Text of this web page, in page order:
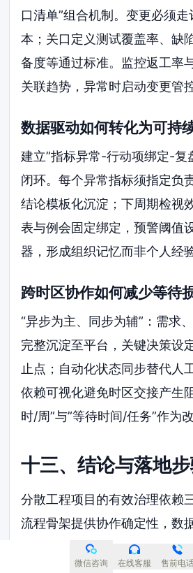
口清单”组合机制。变更必须
本；关口定义测试覆盖率、缺
备度等通过标准。监控返工率
关联趋势，异常时启动变更管
数据驱动如何转化为可持
建立”指标异常-行动项绑定-复
闭环。每个异常指标须指定负
结论模板化沉淀；下周期检视
表与例会固定绑定，预警阈值
器，形成组织记忆而非个人经验
跨时区协作如何减少等待
“异步为主、同步为辅”：需求
完整沉淀至平台，关键决策设
止点；自动化状态同步替代人
依赖可视化避免时区交接产生
时/周”与”等待时间/任务”作为
十三、结论与落地
分散工程项目的有效治理依赖
流程骨架提供协作确定性，数
题并驱动改进，一体化平台承
微信咨询 在线客服 售前电